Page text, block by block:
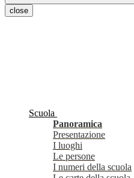
close
Scuola
Panoramica
Presentazione
I luoghi
Le persone
I numeri della scuola